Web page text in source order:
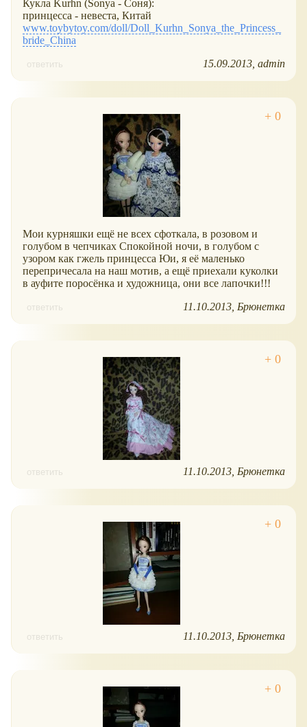
Кукла Kurhn (Sonya - Соня):
принцесса - невеста, Китай
www.toybytoy.com/doll/Doll_Kurhn_Sonya_the_Princess_
bride_China
ответить 15.09.2013 admin
Мои курняшки ещё не всех сфоткала, в розовом и
голубом в чепчиках Спокойной ночи, в голубом с
узором как гжель принцесса Юи, я её маленько
перепричесала на наш мотив, а ещё приехали куколки
в ауфите поросёнка и художница, они все лапочки!!!
ответить 11.10.2013 Брюнетка
ответить 11.10.2013 Брюнетка
ответить 11.10.2013 Брюнетка